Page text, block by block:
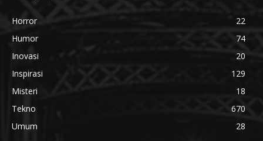
Horror
22
Humor
74
Inovasi
20
Inspirasi
129
Misteri
18
Tekno
670
Umum
28